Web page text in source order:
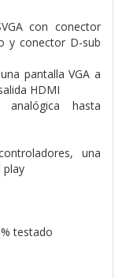
con conector
y conector D-sub
pantalla VGA a
HDMI
hasta
una
play
testado